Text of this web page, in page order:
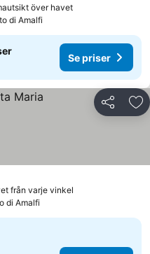
över havet
di Amalfi
Se priser
Dela
från varje vinkel
di Amalfi